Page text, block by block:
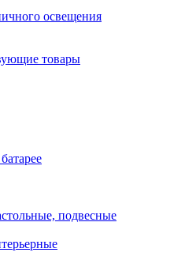
освещения
товары
подвесные